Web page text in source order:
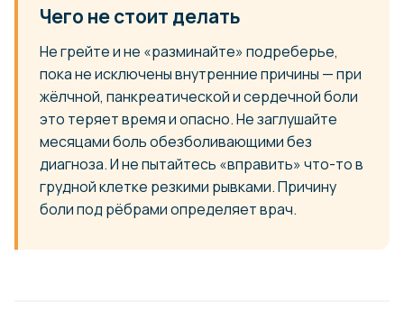
Чего не стоит делать
Не грейте и не «разминайте» подреберье,
пока не исключены внутренние причины — при
жёлчной, панкреатической и сердечной боли
это теряет время и опасно. Не заглушайте
месяцами боль обезболивающими без
диагноза. И не пытайтесь «вправить» что-то в
грудной клетке резкими рывками. Причину
боли под рёбрами определяет врач.